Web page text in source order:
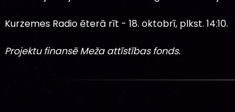
Kurzemes Radio ēterā rīt - 18. oktobrī, plkst. 14:10.
Projektu finansē Meža attīstības fonds.